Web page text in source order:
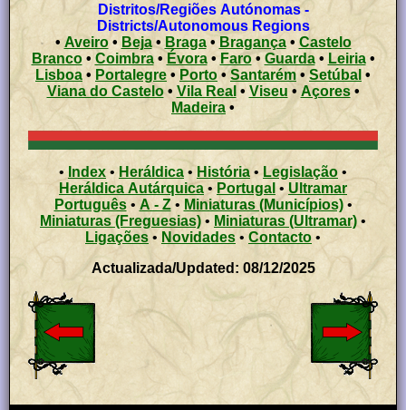
Distritos/Regiões Autónomas -
Districts/Autonomous Regions
• Aveiro• Beja• Braga•Bragança• Castelo
Branco• Coimbra• Évora• Faro• Guarda• Leiria•
Lisboa • Portalegre • Porto • Santarém • Setúbal •
Viana do Castelo• Vila Real • Viseu • Açores •
Madeira •
• Index • Heráldica •História • Legislação •
Heráldica Autárquica • Portugal • Ultramar
Português• A - Z• Miniaturas (Municípios)•
Miniaturas (Freguesias) • Miniaturas (Ultramar) •
Ligações • Novidades • Contacto •
Actualizada/Updated: 08/12/2025